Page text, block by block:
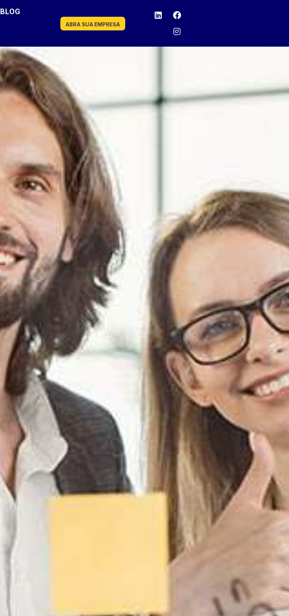
BLOG
ABRA SUA EMPRESA